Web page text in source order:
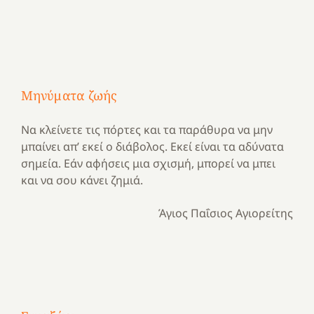
Μηνύματα ζωής
Να κλείνετε τις πόρτες και τα παράθυρα να μην
μπαίνει απ’ εκεί ο διάβολος. Εκεί είναι τα αδύνατα
σημεία. Εάν αφήσεις μια σχισμή, μπορεί να μπει
και να σου κάνει ζημιά.
Άγιος Παΐσιος Αγιορείτης